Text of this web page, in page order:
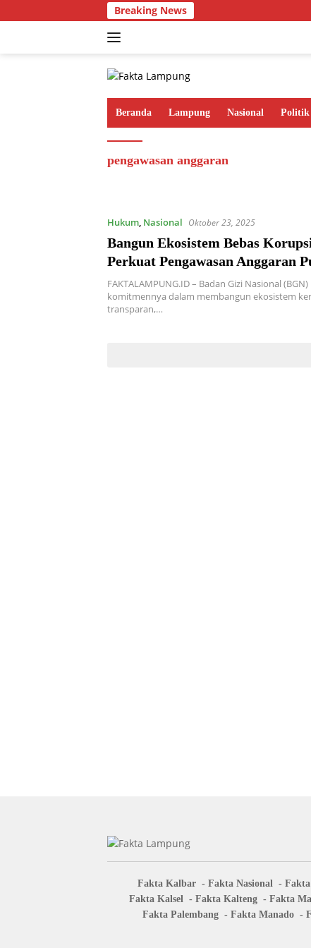
ke
Breaking News
Beranda Lampung Nasional Politik
pengawasan anggaran
Hukum, Nasional Oktober 23, 2025
Bangun Ekosistem Bebas
Perkuat Pengawasan Anggaran
Canangkan Zona Integritas
FAKTALAMPUNG.ID – Badan Gizi Nasional
komitmennya dalam membangun ekosistem
transparan,…
Fakta Kalbar Fakta Nasional
Fakta Kalsel
Fakta Kalteng Fakta
Fakta Palembang
Fakta Manado